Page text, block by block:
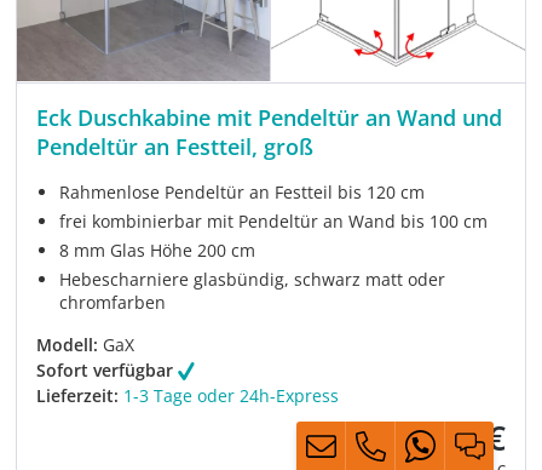
Eck Duschkabine mit Pendeltür an Wand und
Pendeltür an Festteil, groß
Rahmenlose Pendeltür an Festteil bis 120 cm
frei kombinierbar mit Pendeltür an Wand bis 100 cm
8 mm Glas Höhe 200 cm
Hebescharniere glasbündig, schwarz matt oder
chromfarben
Modell: GaX
Sofort verfügbar
Lieferzeit: 1-3 Tage oder 24h-Express
Verkaufspreis:
1.299,00 €